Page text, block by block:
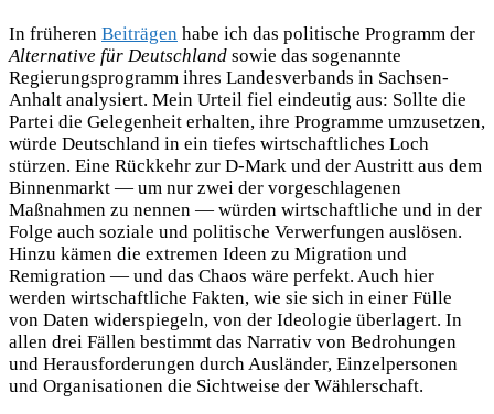
In früheren Beiträgen habe ich das politische Programm der
Alternative für Deutschland sowie das sogenannte
Regierungsprogramm ihres Landesverbands in Sachsen-
Anhalt analysiert. Mein Urteil fiel eindeutig aus: Sollte die
Partei die Gelegenheit erhalten, ihre Programme umzusetzen,
würde Deutschland in ein tiefes wirtschaftliches Loch
stürzen. Eine Rückkehr zur D-Mark und der Austritt aus dem
Binnenmarkt — um nur zwei der vorgeschlagenen
Maßnahmen zu nennen — würden wirtschaftliche und in der
Folge auch soziale und politische Verwerfungen auslösen.
Hinzu kämen die extremen Ideen zu Migration und
Remigration — und das Chaos wäre perfekt. Auch hier
werden wirtschaftliche Fakten, wie sie sich in einer Fülle
von Daten widerspiegeln, von der Ideologie überlagert. In
allen drei Fällen bestimmt das Narrativ von Bedrohungen
und Herausforderungen durch Ausländer, Einzelpersonen
und Organisationen die Sichtweise der Wählerschaft.